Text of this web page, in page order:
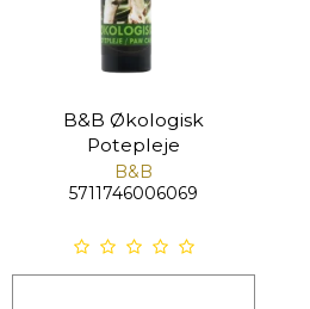
B&B Økologisk
Potepleje
B&B
5711746006069